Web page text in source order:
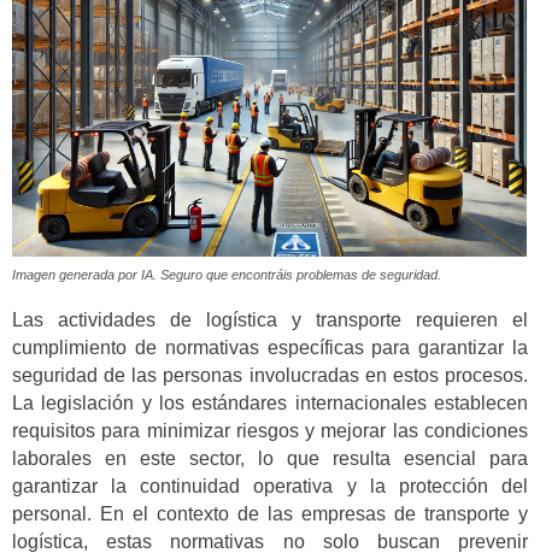
Imagen generada por IA. Seguro que encontráis problemas de seguridad.
Las actividades de logística y transporte requieren el
cumplimiento de normativas específicas para garantizar la
seguridad de las personas involucradas en estos procesos.
La legislación y los estándares internacionales establecen
requisitos para minimizar riesgos y mejorar las condiciones
laborales en este sector, lo que resulta esencial para
garantizar la continuidad operativa y la protección del
personal. En el contexto de las empresas de transporte y
logística, estas normativas no solo buscan prevenir